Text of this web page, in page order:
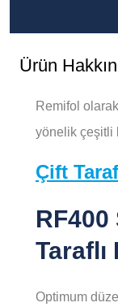
Ürün
Remifol
yönelik çeşitli
Çift
RF400
Optimum